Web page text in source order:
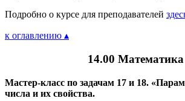
Подробно о курсе для преподавателей
к оглавлению ▴
14.00 Математика
Мастер-класс по задачам 17 и 18.
числа и их свойства.